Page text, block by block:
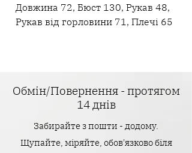
Довжина 72, Бюст 130, Рукав 48,
Рукав від горловини 71, Плечі 65
Обмін/Повернення - протягом
14 днів
Забирайте з пошти - додому.
Щупайте, міряйте, обов'язково біля